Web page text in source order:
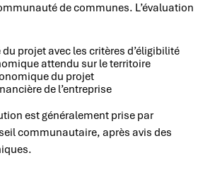
de communes. L’évaluation
projet avec les critères d’éligibilité
attendu sur le territoire
du projet
de l’entreprise
est généralement prise par
communautaire, après avis des